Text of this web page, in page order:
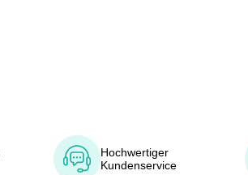
Hochwertiger
Kundenservice